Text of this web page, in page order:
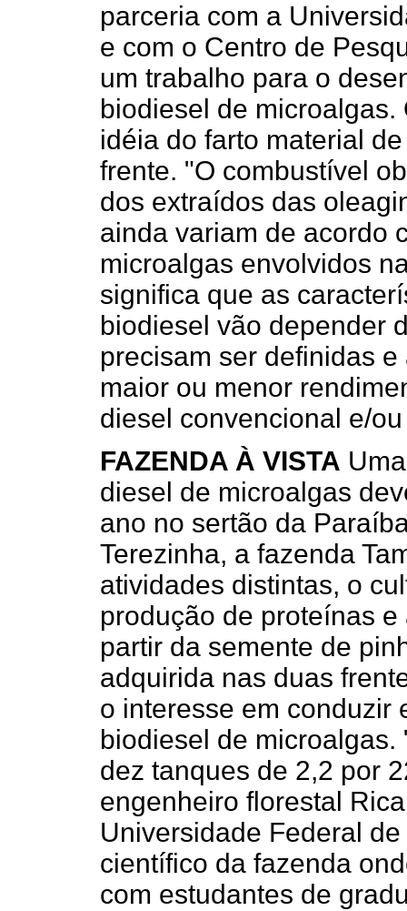
parceria com a
e com o Centro de
um trabalho para o
biodiesel de
idéia do farto material
frente. "O combustível
dos extraídos das
ainda variam de acordo
microalgas envolvidos
significa que as
biodiesel vão depender
precisam ser definidas
maior ou menor
diesel convencional e/
FAZENDA À VISTA
diesel de microalgas
ano no sertão da
Terezinha, a fazenda
atividades distintas, o
produção de proteínas
partir da semente de
adquirida nas duas
o interesse em conduzir
biodiesel de
dez tanques de 2,2 por
engenheiro florestal
Universidade Federal
científico da fazenda
com estudantes de